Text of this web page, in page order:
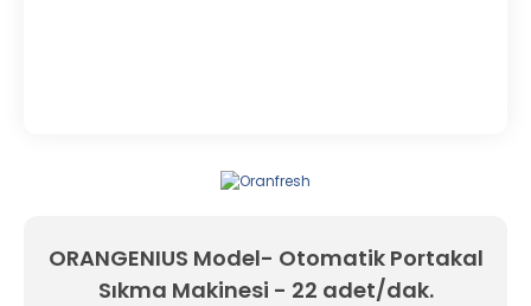
ORANGENIUS Model- Otomatik Portakal
Sıkma Makinesi - 22 adet/dak.